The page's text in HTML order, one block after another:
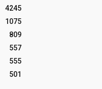
4245
1075
809
557
555
501